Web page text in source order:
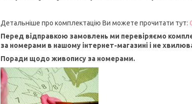
Детальніше про комплектацію Ви можете прочитати тут:
Перед відправкою замовлень ми перевіряємо
за номерами в нашому інтернет-магазині і не
Поради щодо живопису за номерами.